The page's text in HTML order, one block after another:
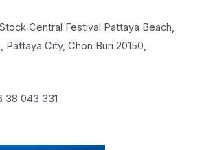
Central Festival Pattaya Beach,
Pattaya City, Chon Buri 20150,
38 043 331